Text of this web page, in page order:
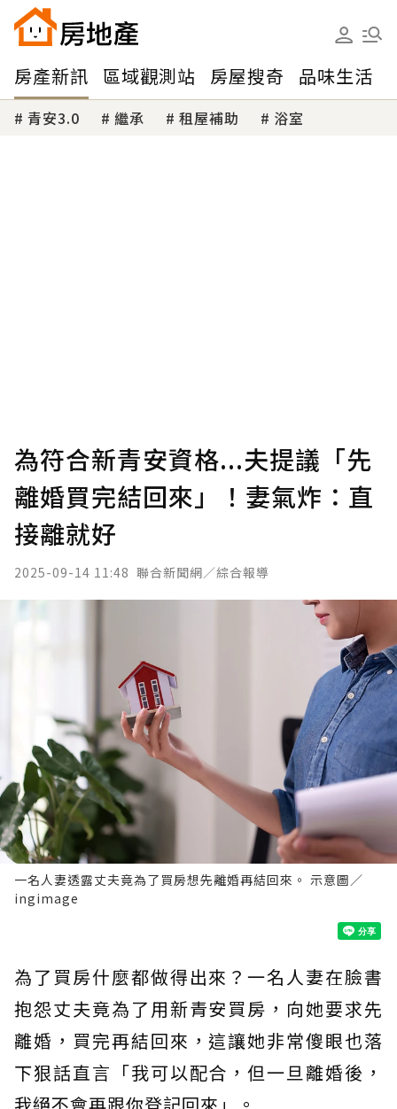
房產新訊 區域觀測站 房屋搜奇 品味生活
青安3.0 繼承 租屋補助 浴室
為符合新青安資格...夫提議「先
離婚買完結回來」！妻氣炸：直
接離就好
2025-09-14 11:48 聯合新聞網／綜合報導
一名人妻透露丈夫竟為了買房想先離婚再結回來。 示意圖／
ingimage
為了買房什麼都做得出來？一名人妻在臉書
抱怨丈夫竟為了用新青安買房，向她要求先
離婚，買完再結回來，這讓她非常傻眼也落
下狠話直言「我可以配合，但一旦離婚後，